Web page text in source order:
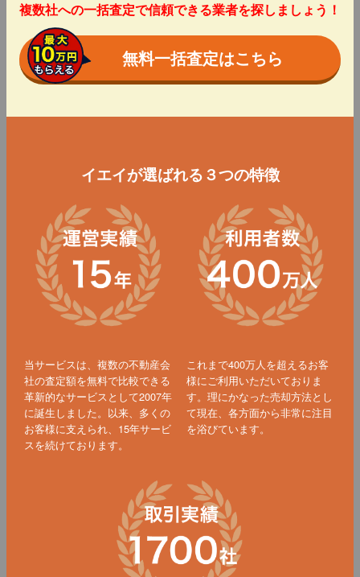
複数社への一括査定で信頼できる業者を探しましょう！
無料一括査定はこちら
イエイが選ばれる３つの特徴
当サービスは、複数の不動産会
社の査定額を無料で比較できる
革新的なサービスとして2007年
に誕生しました。以来、多くの
お客様に支えられ、15年サービ
スを続けております。
これまで400万人を超えるお客
様にご利用いただいておりま
す。理にかなった売却方法とし
て現在、各方面から非常に注目
を浴びています。